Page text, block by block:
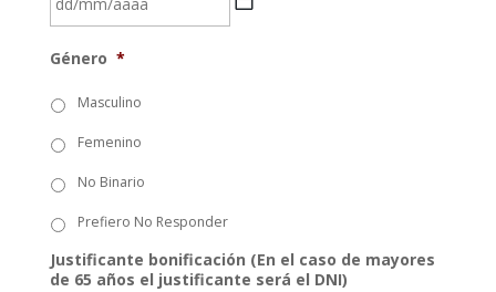
barra
MM
AAAA
Género *
Masculino
Femenino
No Binario
Prefiero No Responder
Justificante bonificación (En el caso de mayores
de 65 años el justificante será el DNI)